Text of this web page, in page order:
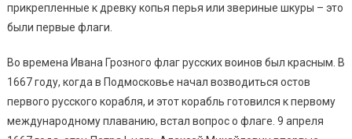
прикрепленные к древку копья перья или звериные шкуры – это
были первые флаги.
Во времена Ивана Грозного флаг русских воинов был красным. В
1667 году, когда в Подмосковье начал возводиться остов
первого русского корабля, и этот корабль готовился к первому
международному плаванию, встал вопрос о флаге. 9 апреля